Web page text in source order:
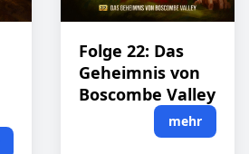
Folge 22: Das
Geheimnis von
Boscombe Valley
mehr